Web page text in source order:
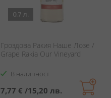
0.7 л.
Гроздова Ракия Наше Лозе /
Grape Rakia Our Vineyard
В наличност
7,77 € /15,20 лв.